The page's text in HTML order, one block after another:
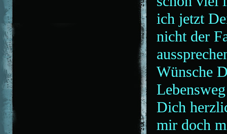
ich jetzt
nicht der
Wünsche
Dich
mir doch